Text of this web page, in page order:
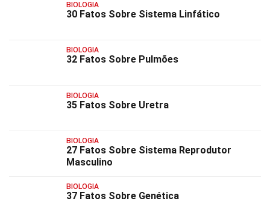
BIOLOGIA
30 Fatos Sobre Sistema Linfático
BIOLOGIA
32 Fatos Sobre Pulmões
BIOLOGIA
35 Fatos Sobre Uretra
BIOLOGIA
27 Fatos Sobre Sistema Reprodutor
Masculino
BIOLOGIA
37 Fatos Sobre Genética